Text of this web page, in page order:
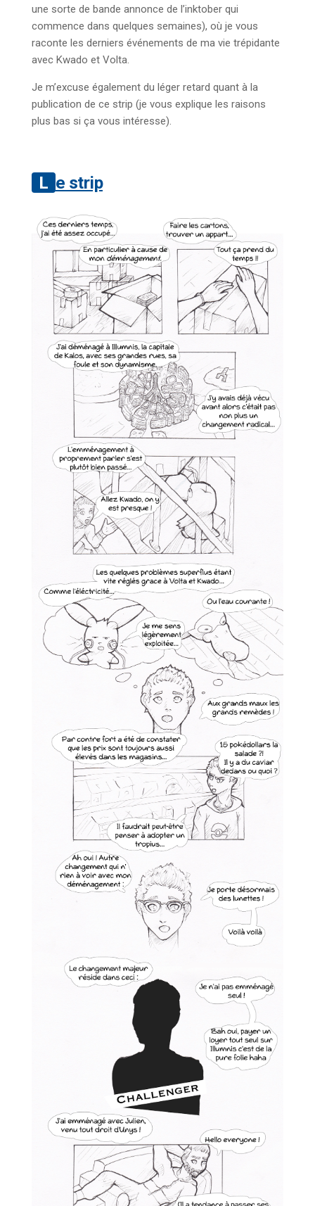
une sorte de bande annonce de l’inktober qui
commence dans quelques semaines), où je vous
raconte les derniers événements de ma vie trépidante
avec Kwado et Volta.
Je m’excuse également du léger retard quant à la
publication de ce strip (je vous explique les raisons
plus bas si ça vous intéresse).
Le strip